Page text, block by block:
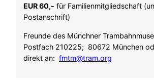
EUR 60,- für Familienmitgliedschaft
Postanschrift)
Freunde des Münchner
Postfach 210225; 80672 München
direkt an: fmtm@tram.org